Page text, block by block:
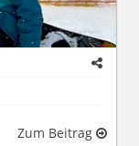
Zum Beitrag